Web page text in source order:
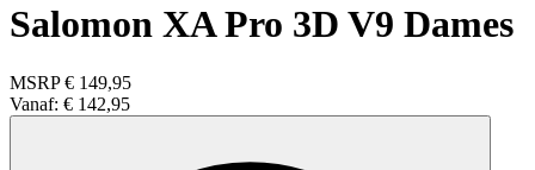
Salomon XA Pro 3D V9 Dames
MSRP € 149,95
Vanaf: € 142,95